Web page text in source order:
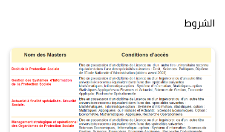
الشروط